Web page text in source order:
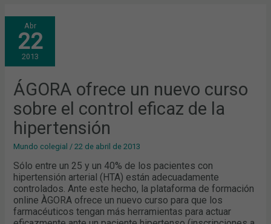
Abr
22
2013
ÁGORA ofrece un nuevo curso
sobre el control eficaz de la
hipertensión
Mundo colegial /22 de abril de 2013
Sólo entre un 25 y un 40% de los pacientes con
hipertensión arterial (HTA) están adecuadamente
controlados. Ante este hecho, la plataforma de formación
online ÀGORA ofrece un nuevo curso para que los
farmacéuticos tengan más herramientas para actuar
ÁGORA
OFRECE
UN
NUEVO
CURSO
SOBRE
EL
EFICAZ
DE
LA
HIPERTENSIÓN